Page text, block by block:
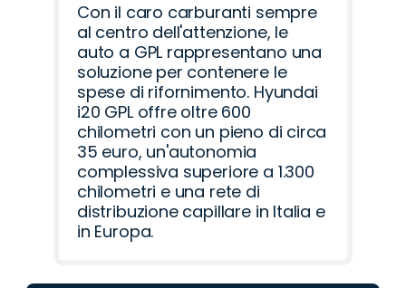
Con il caro carburanti sempre
al centro dell'attenzione, le
auto a GPL rappresentano una
soluzione per contenere le
spese di rifornimento. Hyundai
i20 GPL offre oltre 600
chilometri con un pieno di circa
35 euro, un'autonomia
complessiva superiore a 1.300
chilometri e una rete di
distribuzione capillare in Italia e
in Europa.